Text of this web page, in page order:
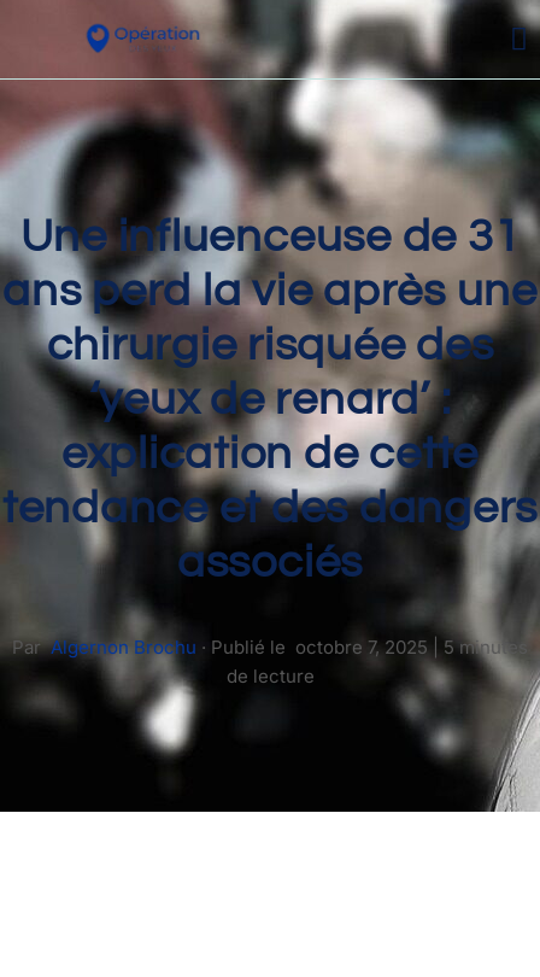
Une influenceuse de 31
ans perd la vie après une
chirurgie risquée des
‘yeux de renard’ :
explication de cette
tendance et des dangers
associés
ParAlgernon Brochu · Publié le octobre 7, 2025
5 minutes
de lecture